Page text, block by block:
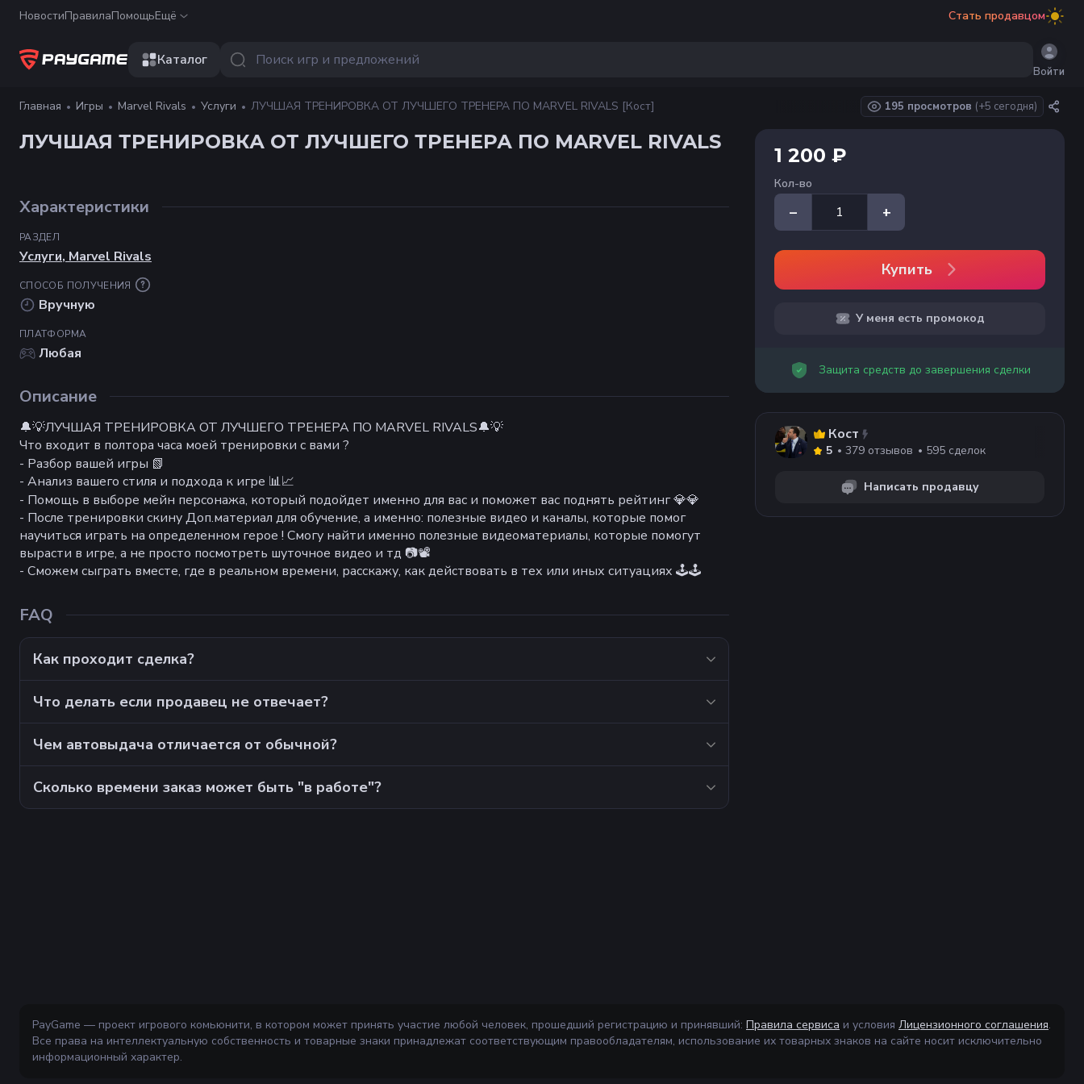
НовостиПравилаПомощьЕщё Стать продавцом
Каталог
Войти
Главная Игры Marvel Rivals Услуги ЛУЧШАЯ ТРЕНИРОВКА ОТ ЛУЧШЕГО ТРЕНЕРА ПО MARVEL RIVALS [Кост] 195 просмотров (+5 сегодня)
ЛУЧШАЯ ТРЕНИРОВКА ОТ ЛУЧШЕГО ТРЕНЕРА ПО MARVEL RIVALS
Характеристики
РАЗДЕЛ
Услуги, Marvel Rivals
СПОСОБ ПОЛУЧЕНИЯ
Вручную
ПЛАТФОРМА
Любая
Описание
🔔💡ЛУЧШАЯ ТРЕНИРОВКА ОТ ЛУЧШЕГО ТРЕНЕРА ПО MARVEL RIVALS🔔💡
Что входит в полтора часа моей тренировки с вами ?
- Разбор вашей игры 📗
- Анализ вашего стиля и подхода к игре 📊📈
- Помощь в выборе мейн персонажа, который подойдет именно для вас и поможет вас поднять рейтинг 💎💎
- После тренировки скину Доп.материал для обучение, а именно: полезные видео и каналы, которые помог
научиться играть на определенном герое ! Смогу найти именно полезные видеоматериалы, которые помогут
вырасти в игре, а не просто посмотреть шуточное видео и тд 📷📽
- Сможем сыграть вместе, где в реальном времени, расскажу, как действовать в тех или иных ситуациях 🕹🕹
FAQ
Как проходит сделка?
Что делать если продавец не отвечает?
Чем автовыдача отличается от обычной?
Сколько времени заказ может быть "в работе"?
1 200 ₽
Кол-во
– +
Купить
У меня есть промокод
Защита средств до завершения сделки
Кост
5 379 отзывов 595 сделок
Написать продавцу
PayGame — проект игрового комьюнити, в котором может принять участие любой человек, прошедший регистрацию и принявший: Правила сервиса и условия Лицензионного соглашения.
Все права на интеллектуальную собственность и товарные знаки принадлежат соответствующим правообладателям, использование их товарных знаков на сайте носит исключительно
информационный характер.